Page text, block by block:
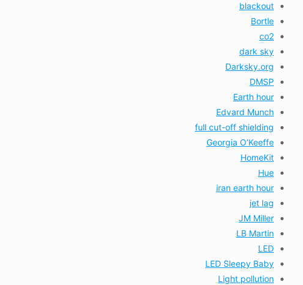
blackout
Bortle
co2
dark sky
Darksky.org
DMSP
Earth hour
Edvard Munch
full cut-off shielding
Georgia O’Keeffe
HomeKit
Hue
iran earth hour
jet lag
JM Miller
LB Martin
LED
LED Sleepy Baby
Light pollution